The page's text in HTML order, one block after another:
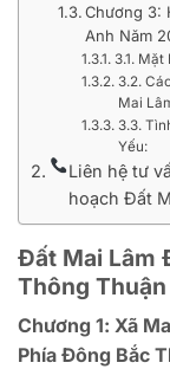
Chương 3:
Anh Năm
3.1.
3.2.
Mai
3.3.
Yếu:
Liên hệ tư
hoạch Đất
Đất Mai Lâm
Thông
Chương 1: Xã
Phía Đông Bắc